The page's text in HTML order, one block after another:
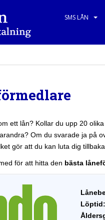
SMS LÅN
ett lån? Kollar du upp 20
Om du svarade ja på
gör att du kan luta dig
för att hitta den bästa
Löptid: